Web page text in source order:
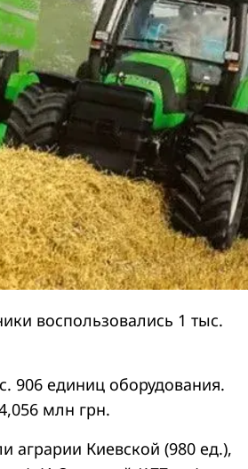
воспользовались 1 тыс.
906 единиц оборудования.
млн грн.
аграрии Киевской (980 ед.),